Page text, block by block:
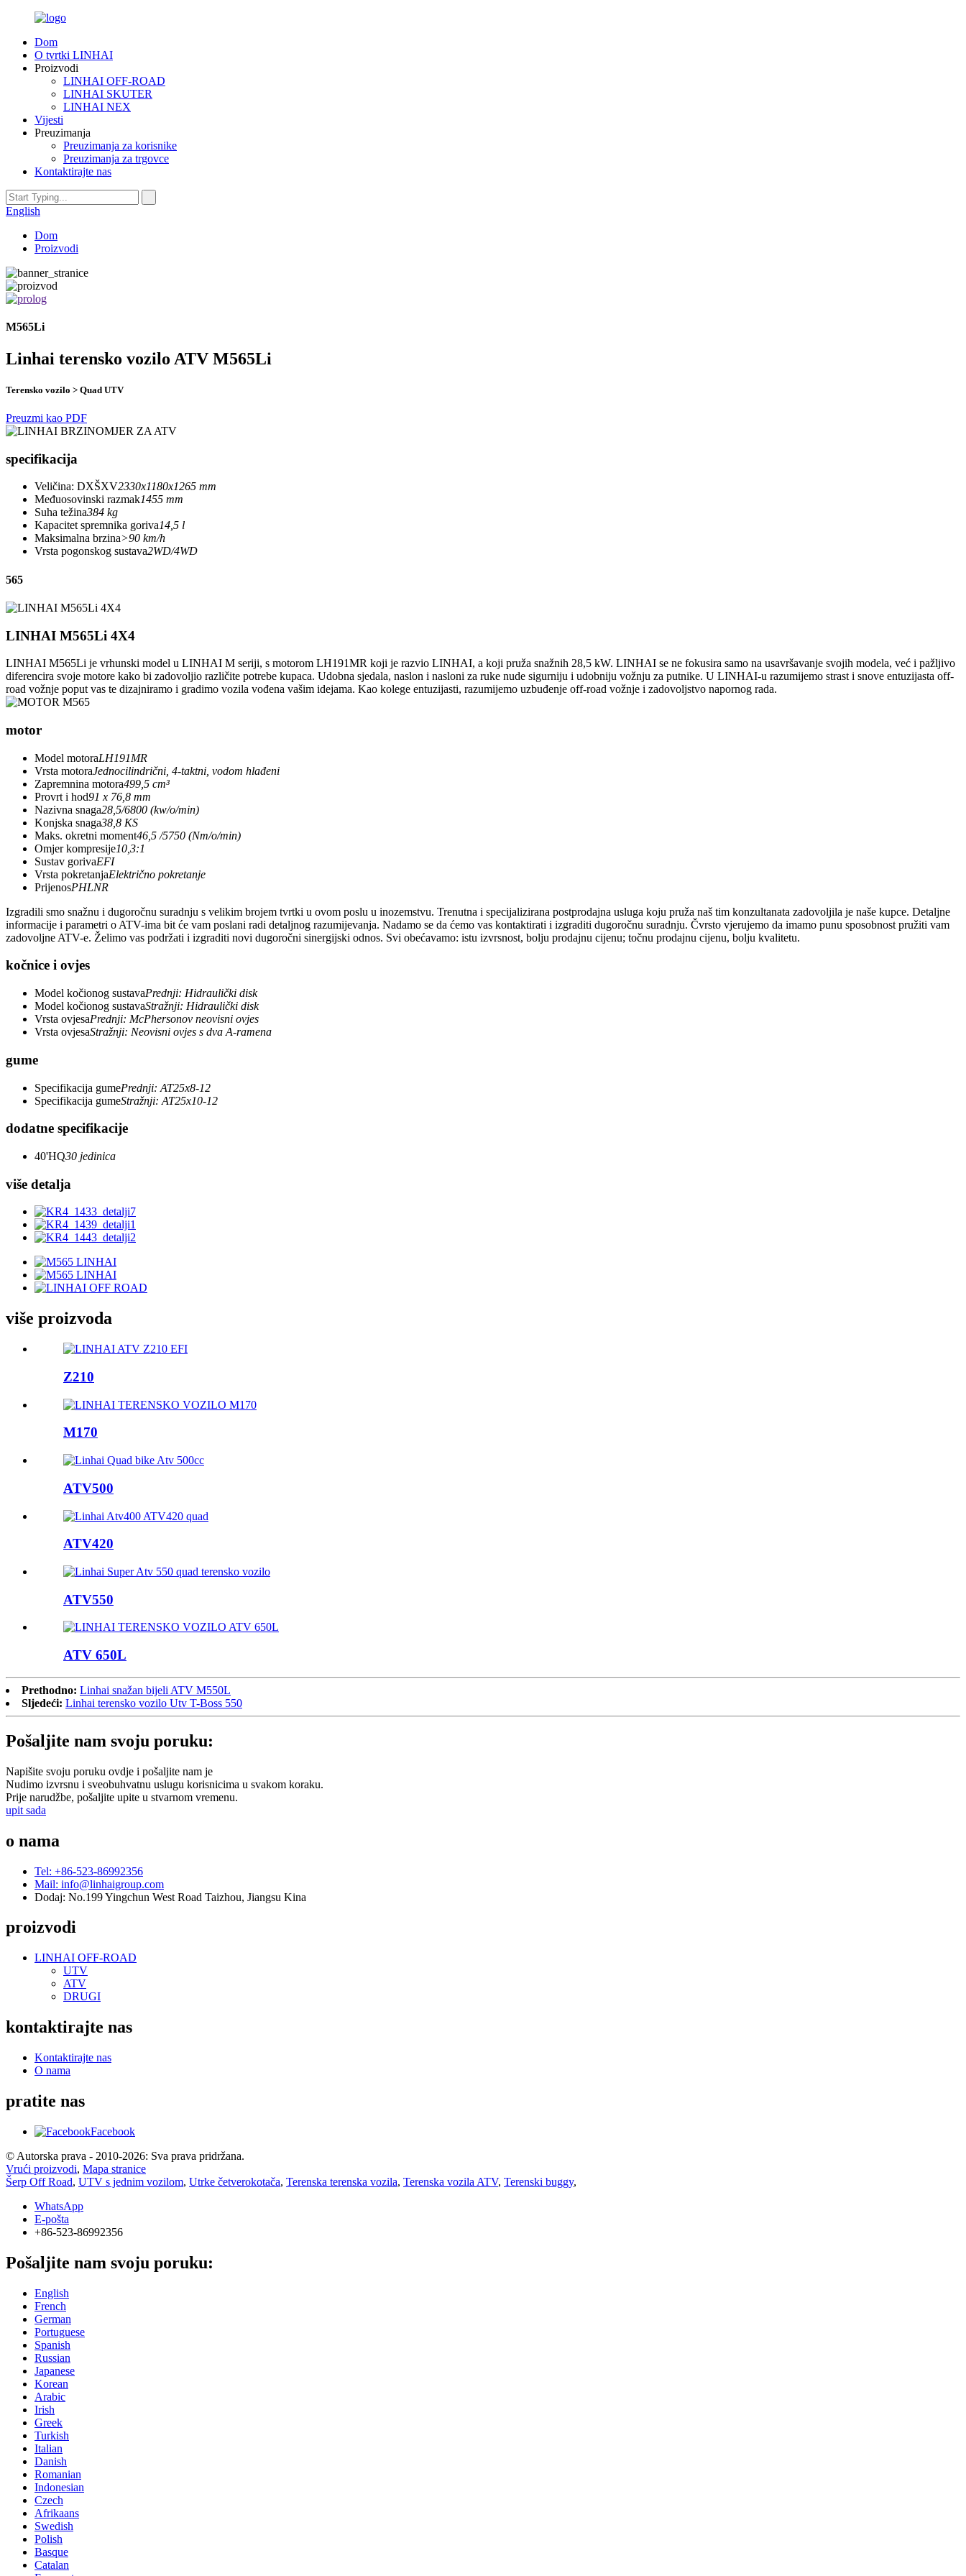
Dom
O tvrtki LINHAI
Proizvodi
LINHAI OFF-ROAD
LINHAI SKUTER
LINHAI NEX
Vijesti
Preuzimanja
Preuzimanja za korisnike
Preuzimanja za trgovce
Kontaktirajte nas
English
Dom
Proizvodi
M565Li
Linhai terensko vozilo ATV M565Li
Terensko vozilo > Quad UTV
Preuzmi kao PDF
specifikacija
Veličina: DXŠXV2330x1180x1265 mm
Međuosovinski razmak1455 mm
Suha težina384 kg
Kapacitet spremnika goriva14,5 l
Maksimalna brzina>90 km/h
Vrsta pogonskog sustava2WD/4WD
565
LINHAI M565Li 4X4
LINHAI M565Li je vrhunski model u LINHAI M seriji, s motorom LH191MR koji je razvio LINHAI, a koji pruža snažnih 28,5 kW. LINHAI se ne fokusira samo na usavršavanje svojih modela, već i pažljivo
diferencira svoje motore kako bi zadovoljio različite potrebe kupaca. Udobna sjedala, naslon i nasloni za ruke nude sigurniju i udobniju vožnju za putnike. U LINHAI-u razumijemo strast i snove entuzijasta off-
road vožnje poput vas te dizajniramo i gradimo vozila vođena vašim idejama. Kao kolege entuzijasti, razumijemo uzbuđenje off-road vožnje i zadovoljstvo napornog rada.
motor
Model motoraLH191MR
Vrsta motoraJednocilindrični, 4-taktni, vodom hlađeni
Zapremnina motora499,5 cm³
Provrt i hod91 x 76,8 mm
Nazivna snaga28,5/6800 (kw/o/min)
Konjska snaga38,8 KS
Maks. okretni moment46,5 /5750 (Nm/o/min)
Omjer kompresije10,3:1
Sustav gorivaEFI
Vrsta pokretanjaElektrično pokretanje
PrijenosPHLNR
Izgradili smo snažnu i dugoročnu suradnju s velikim brojem tvrtki u ovom poslu u inozemstvu. Trenutna i specijalizirana postprodajna usluga koju pruža naš tim konzultanata zadovoljila je naše kupce. Detaljne
informacije i parametri o ATV-ima bit će vam poslani radi detaljnog razumijevanja. Nadamo se da ćemo vas kontaktirati i izgraditi dugoročnu suradnju. Čvrsto vjerujemo da imamo punu sposobnost pružiti vam
zadovoljne ATV-e. Želimo vas podržati i izgraditi novi dugoročni sinergijski odnos. Svi obećavamo: istu izvrsnost, bolju prodajnu cijenu; točnu prodajnu cijenu, bolju kvalitetu.
kočnice i ovjes
Model kočionog sustavaPrednji: Hidraulički disk
Model kočionog sustavaStražnji: Hidraulički disk
Vrsta ovjesaPrednji: McPhersonov neovisni ovjes
Vrsta ovjesaStražnji: Neovisni ovjes s dva A-ramena
gume
Specifikacija gumePrednji: AT25x8-12
Specifikacija gumeStražnji: AT25x10-12
dodatne specifikacije
40'HQ30 jedinica
više detalja
više proizvoda
Z210
M170
ATV500
ATV420
ATV550
ATV 650L
Prethodno: Linhai snažan bijeli ATV M550L
Sljedeći: Linhai terensko vozilo Utv T-Boss 550
Pošaljite nam svoju poruku:
Napišite svoju poruku ovdje i pošaljite nam je
Nudimo izvrsnu i sveobuhvatnu uslugu korisnicima u svakom koraku.
Prije narudžbe, pošaljite upite u stvarnom vremenu.
upit sada
o nama
Tel: +86-523-86992356
Mail: info@linhaigroup.com
Dodaj: No.199 Yingchun West Road Taizhou, Jiangsu Kina
proizvodi
LINHAI OFF-ROAD
UTV
ATV
DRUGI
kontaktirajte nas
Kontaktirajte nas
O nama
pratite nas
Facebook
© Autorska prava - 2010-2026: Sva prava pridržana.
Vrući proizvodi, Mapa stranice
Šerp Off Road, UTV s jednim vozilom, Utrke četverokotača, Terenska terenska vozila, Terenska vozila ATV, Terenski buggy,
WhatsApp
E-pošta
+86-523-86992356
Pošaljite nam svoju poruku:
English
French
German
Portuguese
Spanish
Russian
Japanese
Korean
Arabic
Irish
Greek
Turkish
Italian
Danish
Romanian
Indonesian
Czech
Afrikaans
Swedish
Polish
Basque
Catalan